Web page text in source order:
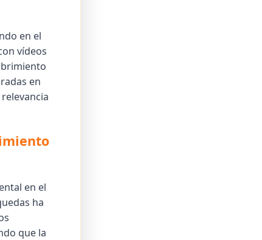
en el
vídeos
en
en el
ha
que la